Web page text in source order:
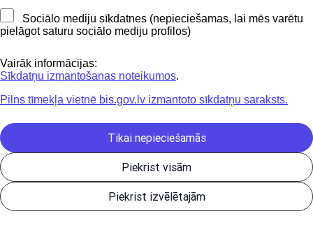
Sociālo mediju sīkdatnes (nepieciešamas, lai mēs varētu
pielāgot saturu sociālo mediju profilos)
Vairāk informācijas:
Sīkdatņu izmantošanas noteikumos.
Pilns tīmekļa vietnē bis.gov.lv izmantoto sīkdatņu saraksts.
Piekrist izvēlētajām
Piekrist visām
Tikai nepieciešamās
Sekojiet mums
Lejupielādejiet
Būvniecības valsts kontroles birojs | Informācijas pārpublicēšanas
gadījumā atsauce uz Būvniecības informācijas sistēmu obligāta. |
Build: 1bae2-C (20260806205642) (production)